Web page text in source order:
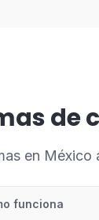
de
en
funciona